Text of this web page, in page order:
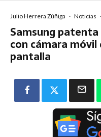
Julio Herrera Zúñiga · Noticias ·
Samsung
con cámara móvil
pantalla